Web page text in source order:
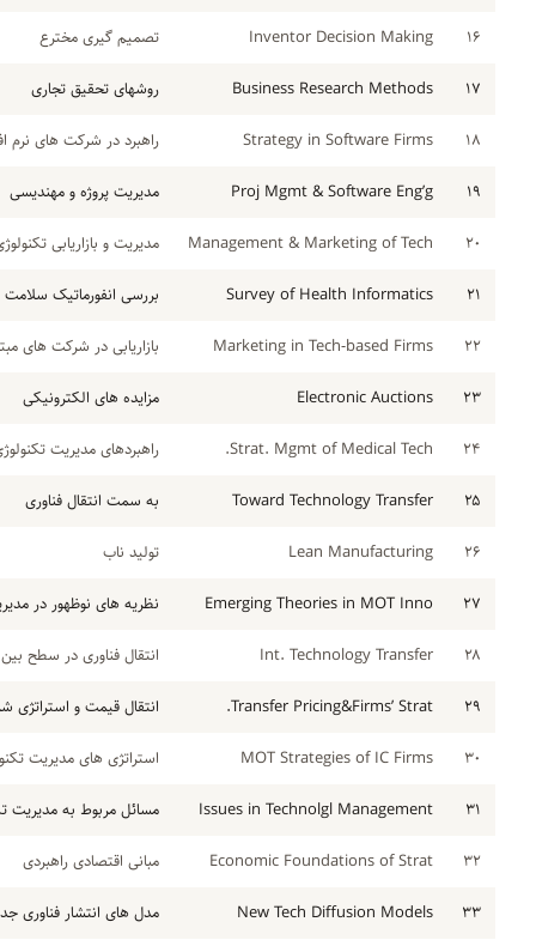
۱۶ Inventor Decision Making تصمیم گیری مخترع
۱۷ Business Research Methods روشهای تحقیق تجاری
۱۸ Strategy in Software Firms راهبرد در شرکت های نرم
۱۹ Proj Mgmt & Software Eng’g مدیریت پروژه و مهندیسی
۲۰ Management & Marketing of Tech مدیریت و بازاریابی
۲۱ Survey of Health Informatics بررسی انفورماتیک سلامت
۲۲ Marketing in Tech-based Firms بازاریابی در شرکت های
۲۳ Electronic Auctions مزایده های الکترونیکی
۲۴ Strat. Mgmt of Medical Tech. راهبردهای مدیریت
۲۵ Toward Technology Transfer به سمت انتقال فناوری
۲۶ Lean Manufacturing تولید ناب
۲۷ Emerging Theories in MOT Inno نظریه های نوظهور در
۲۸ Int. Technology Transfer انتقال فناوری در سطح بین
۲۹ Transfer Pricing&Firms’ Strat. انتقال قیمت و استراتژی
۳۰ MOT Strategies of IC Firms استراتژی های مدیریت
۳۱ Issues in Technolgl Management مسائل مربوط به مدیریت
۳۲ Economic Foundations of Strat مبانی اقتصادی راهبردی
۳۳ New Tech Diffusion Models مدل های انتشار فناوری